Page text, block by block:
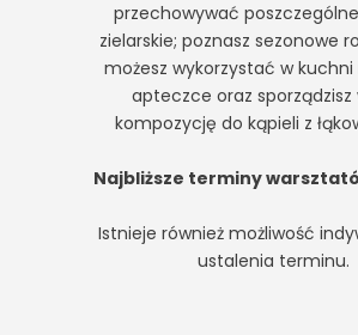
przechowywać
zielarskie; poznasz sezonowe
możesz wykorzystać w
apteczce oraz sporządzisz
kompozycję do kąpieli z
Najbliższe terminy
Istnieje również możliwość
ustalenia terminu.